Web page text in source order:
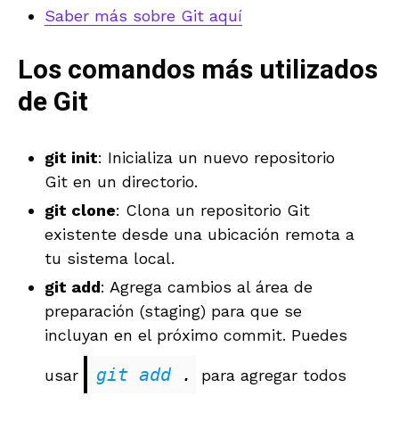
Saber más sobre Git aquí
Los comandos más utilizados
de Git
git init: Inicializa un nuevo repositorio
Git en un directorio.
git clone: Clona un repositorio Git
existente desde una ubicación remota a
tu sistema local.
git add: Agrega cambios al área de
preparación (staging) para que se
incluyan en el próximo commit. Puedes
usar git add . para agregar todos